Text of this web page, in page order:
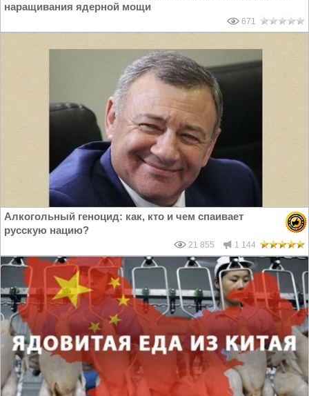
наращивания ядерной мощи
671
Алкогольный геноцид: как, кто и чем спаивает
русскую нацию?
21 855 1 144